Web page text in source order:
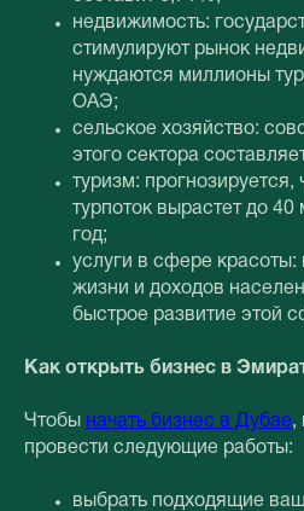
недвижимость:
стимулируют рынок
нуждаются миллионы
ОАЭ;
сельское хозяйство:
этого сектора
туризм: прогнозируется,
турпоток вырастет до
год;
услуги в сфере красоты:
жизни и доходов
быстрое развитие этой
Как открыть бизнес в
Чтобы начать бизнес в Дубае,
провести следующие работы:
выбрать подходящие